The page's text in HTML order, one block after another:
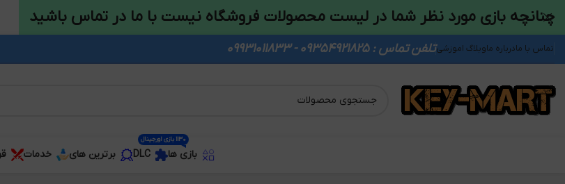
تماس با مادرباره ماوبلاگ اموزشیتلفن تماس : 09354921825 - 09931011833
بازی ها
1130 بازی اورجینال
DLC برترین های خدمات
چنانچه بازی مورد نظر شما در لیست محصولات فروشگاه نیست با ما در تماس باشید